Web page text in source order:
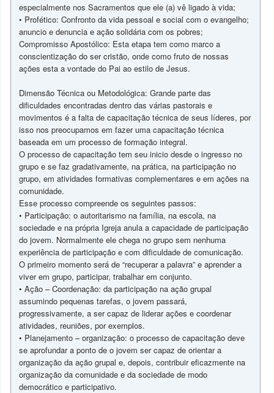
especialmente nos Sacramentos que ele (a) vê ligado à vida;
• Profético: Confronto da vida pessoal e social com o evangelho;
anuncio e denuncia e ação solidária com os pobres;
Compromisso Apostólico: Esta etapa tem como marco a
conscientização do ser cristão, onde como fruto de nossas
ações esta a vontade do Pai ao estilo de Jesus.
Dimensão Técnica ou Metodológica: Grande parte das
dificuldades encontradas dentro das várias pastorais e
movimentos é a falta de capacitação técnica de seus líderes, por
isso nos preocupamos em fazer uma capacitação técnica
baseada em um processo de formação integral.
O processo de capacitação tem seu inicio desde o ingresso no
grupo e se faz gradativamente, na prática, na participação no
grupo, em atividades formativas complementares e em ações na
comunidade.
Esse processo compreende os seguintes passos:
• Participação: o autoritarismo na família, na escola, na
sociedade e na própria Igreja anula a capacidade de participação
do jovem. Normalmente ele chega no grupo sem nenhuma
experiência de participação e com dificuldade de comunicação.
O primeiro momento será de “recuperar a palavra” e aprender a
viver em grupo, participar, trabalhar em conjunto.
• Ação – Coordenação: da participação na ação grupal
assumindo pequenas tarefas, o jovem passará,
progressivamente, a ser capaz de liderar ações e coordenar
atividades, reuniões, por exemplos.
• Planejamento – organização: o processo de capacitação deve
se aprofundar a ponto de o jovem ser capaz de orientar a
organização da ação grupal e, depois, contribuir eficazmente na
organização da comunidade e da sociedade de modo
democrático e participativo.